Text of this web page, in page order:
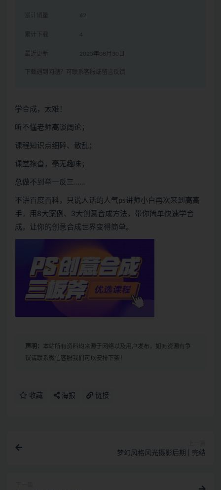
累计销量 62
累计下载 4
最近更新 2025年08月30日
下载遇到问题？可联系客服或留言反馈
学合成，太难！
听不懂老师高谈阔论；
课程知识点细碎、散乱；
课堂拖沓，毫无趣味；
总做不到举一反三……
不讲百度百科，只说人话的人气ps讲师小白再次来到高高
手，用8大案例、3大创意合成方法，带你简单快速学合
成，让你的创意合成世界变得简单。
声明： 本站所有资料均来源于网络以及用户发布，如对资源有争
议请联系微信客服我们可以安排下架！
收藏 海报 链接
梦幻风格风光摄影后期 | 完结